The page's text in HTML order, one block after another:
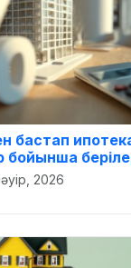
бастап
бойынша
2026